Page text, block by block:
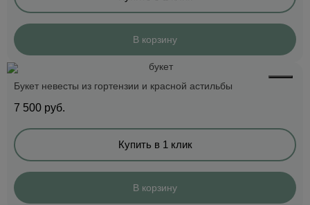
В корзину
Букет невесты из гортензии и красной астильбы
7 500 руб.
Купить в 1 клик
В корзину